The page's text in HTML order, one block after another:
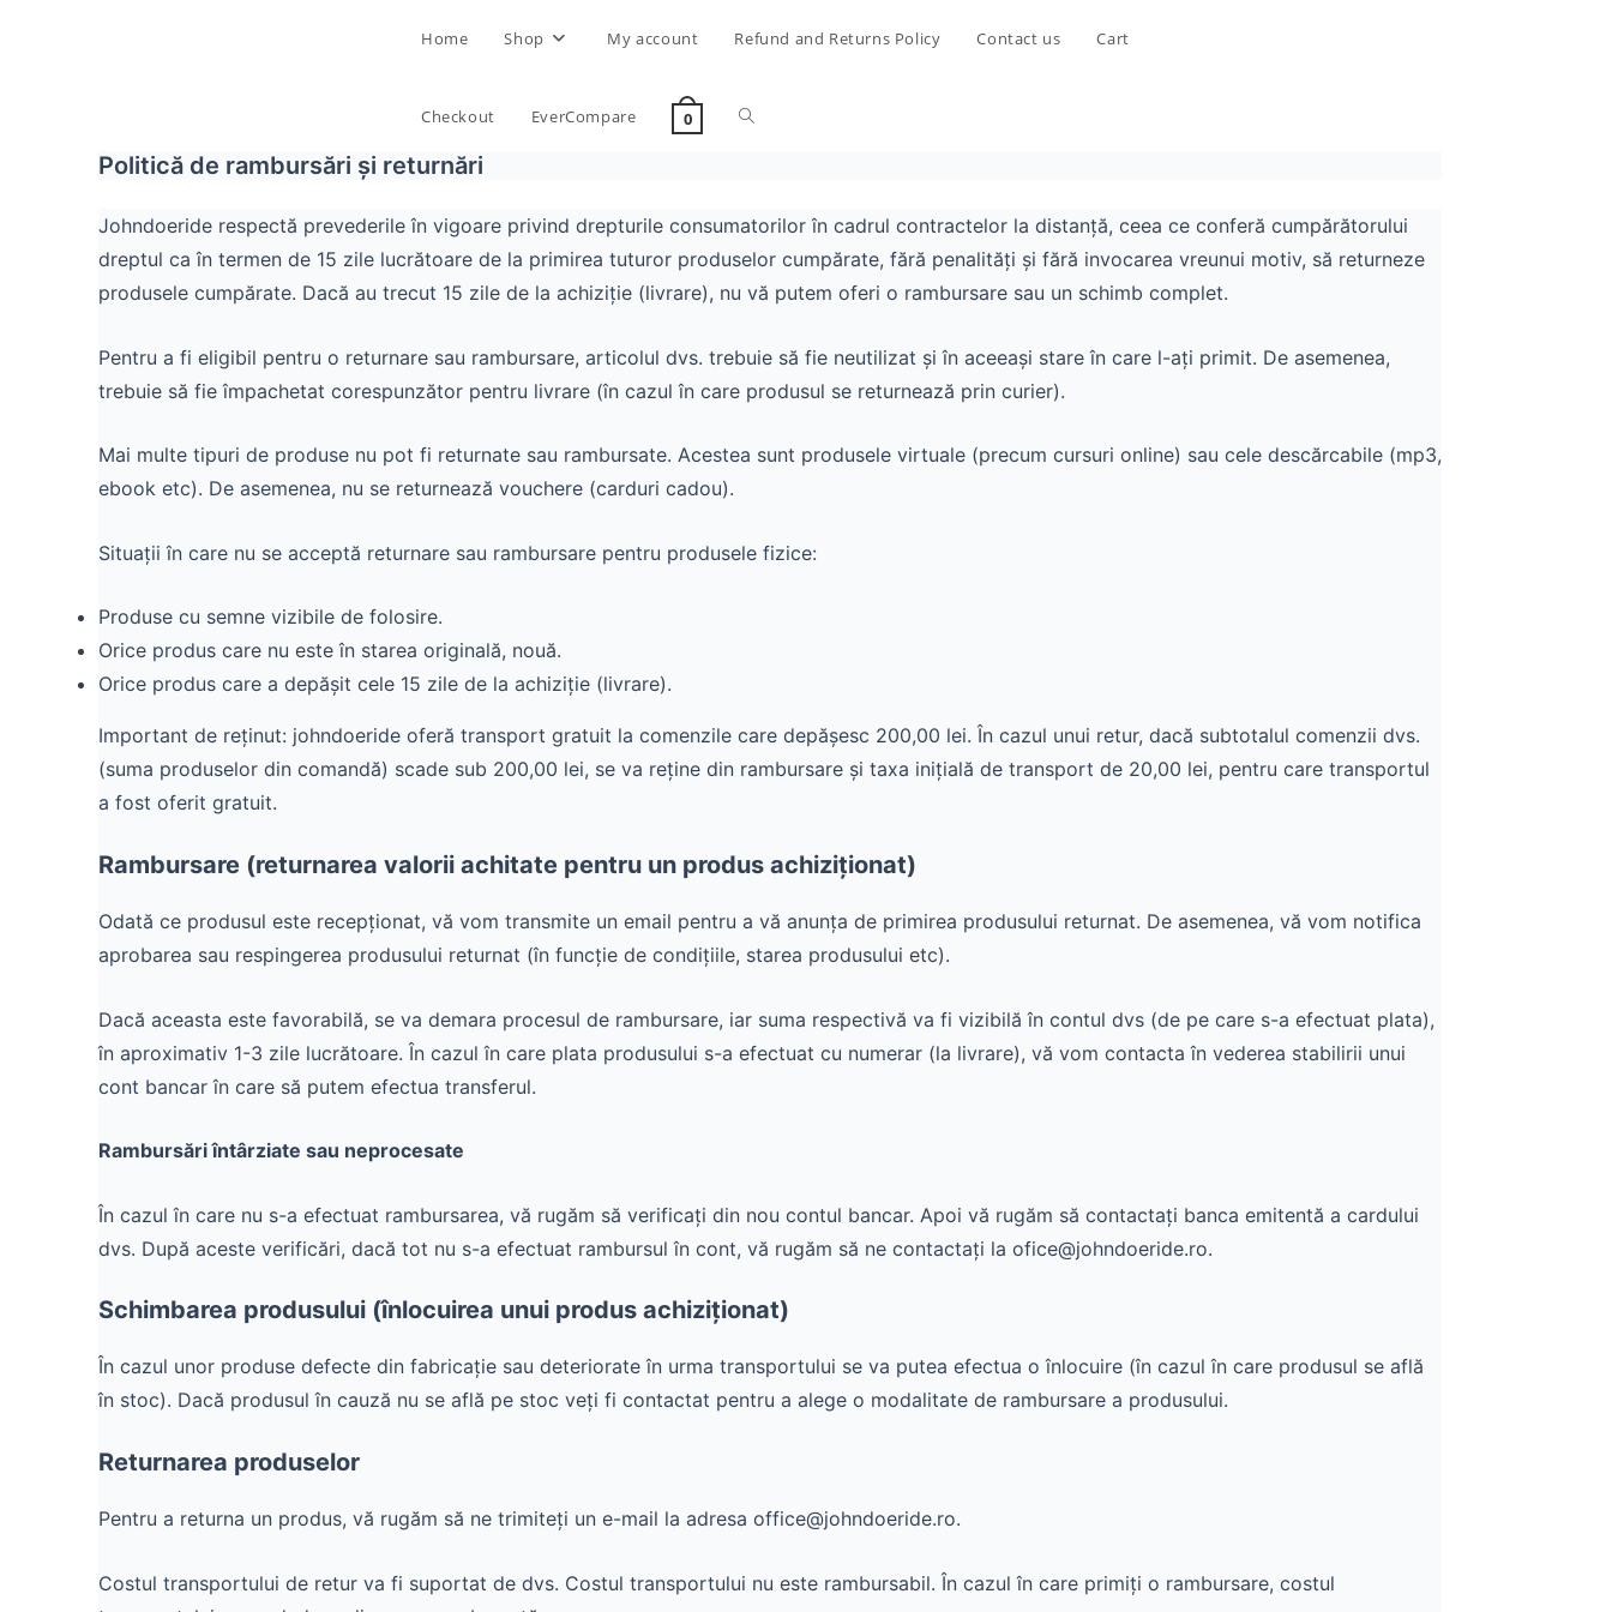
Home Shop My account Refund and Returns Policy Contact us Cart
Checkout EverCompare 0
Politică de rambursări și returnări
Johndoeride respectă prevederile în vigoare privind drepturile consumatorilor în cadrul contractelor la distanță, ceea ce conferă cumpărătorului
dreptul ca în termen de 15 zile lucrătoare de la primirea tuturor produselor cumpărate, fără penalități și fără invocarea vreunui motiv, să returneze
produsele cumpărate. Dacă au trecut 15 zile de la achiziție (livrare), nu vă putem oferi o rambursare sau un schimb complet.
Pentru a fi eligibil pentru o returnare sau rambursare, articolul dvs. trebuie să fie neutilizat și în aceeași stare în care l-ați primit. De asemenea,
trebuie să fie împachetat corespunzător pentru livrare (în cazul în care produsul se returnează prin curier).
Mai multe tipuri de produse nu pot fi returnate sau rambursate. Acestea sunt produsele virtuale (precum cursuri online) sau cele descărcabile (mp3,
ebook etc). De asemenea, nu se returnează vouchere (carduri cadou).
Situații în care nu se acceptă returnare sau rambursare pentru produsele fizice:
Produse cu semne vizibile de folosire.
Orice produs care nu este în starea originală, nouă.
Orice produs care a depășit cele 15 zile de la achiziție (livrare).
Important de reținut: johndoeride oferă transport gratuit la comenzile care depășesc 200,00 lei. În cazul unui retur, dacă subtotalul comenzii dvs.
(suma produselor din comandă) scade sub 200,00 lei, se va reține din rambursare și taxa inițială de transport de 20,00 lei, pentru care transportul
a fost oferit gratuit.
Rambursare (returnarea valorii achitate pentru un produs achiziționat)
Odată ce produsul este recepționat, vă vom transmite un email pentru a vă anunța de primirea produsului returnat. De asemenea, vă vom notifica
aprobarea sau respingerea produsului returnat (în funcție de condițiile, starea produsului etc).
Dacă aceasta este favorabilă, se va demara procesul de rambursare, iar suma respectivă va fi vizibilă în contul dvs (de pe care s-a efectuat plata),
în aproximativ 1-3 zile lucrătoare. În cazul în care plata produsului s-a efectuat cu numerar (la livrare), vă vom contacta în vederea stabilirii unui
cont bancar în care să putem efectua transferul.
Rambursări întârziate sau neprocesate
În cazul în care nu s-a efectuat rambursarea, vă rugăm să verificați din nou contul bancar. Apoi vă rugăm să contactați banca emitentă a cardului
dvs. După aceste verificări, dacă tot nu s-a efectuat rambursul în cont, vă rugăm să ne contactați la ofice@johndoeride.ro.
Schimbarea produsului (înlocuirea unui produs achiziționat)
În cazul unor produse defecte din fabricație sau deteriorate în urma transportului se va putea efectua o înlocuire (în cazul în care produsul se află
în stoc). Dacă produsul în cauză nu se află pe stoc veți fi contactat pentru a alege o modalitate de rambursare a produsului.
Returnarea produselor
Pentru a returna un produs, vă rugăm să ne trimiteți un e-mail la adresa office@johndoeride.ro.
Costul transportului de retur va fi suportat de dvs. Costul transportului nu este rambursabil. În cazul în care primiți o rambursare, costul